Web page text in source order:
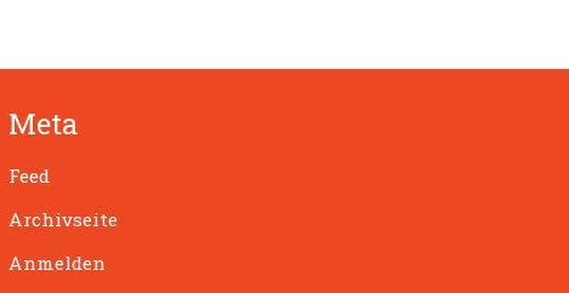
Meta
Feed
Archivseite
Anmelden